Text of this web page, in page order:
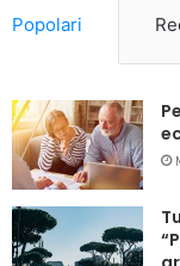
Popolari